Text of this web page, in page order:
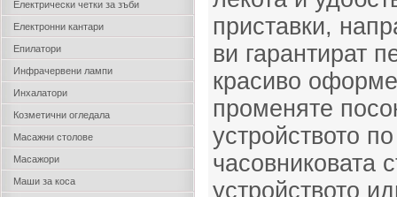
Електрически четки за зъби
Електронни кантари
Епилатори
Инфрачервени лампи
Инхалатори
Козметични огледала
Масажни столове
Масажори
Маши за коса
приставки,
ви гарантират
красиво
променяте
устройството
часовниковата
устройството